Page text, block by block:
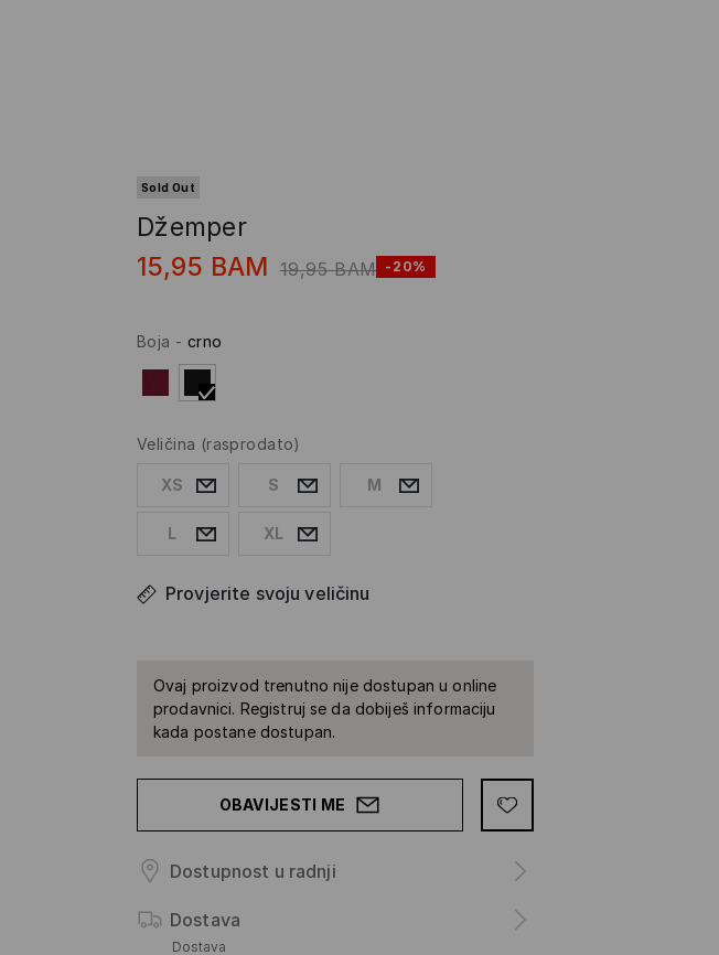
Sold Out
Džemper
15,95 BAM 19,95 BAM -20%
Boja - crno
Veličina (rasprodato)
XS S M
L XL
Provjerite svoju veličinu
Ovaj proizvod trenutno nije dostupan u online
prodavnici. Registruj se da dobiješ informaciju
kada postane dostupan.
OBAVIJESTI ME
Dostupnost u radnji
Dostava
Dostava